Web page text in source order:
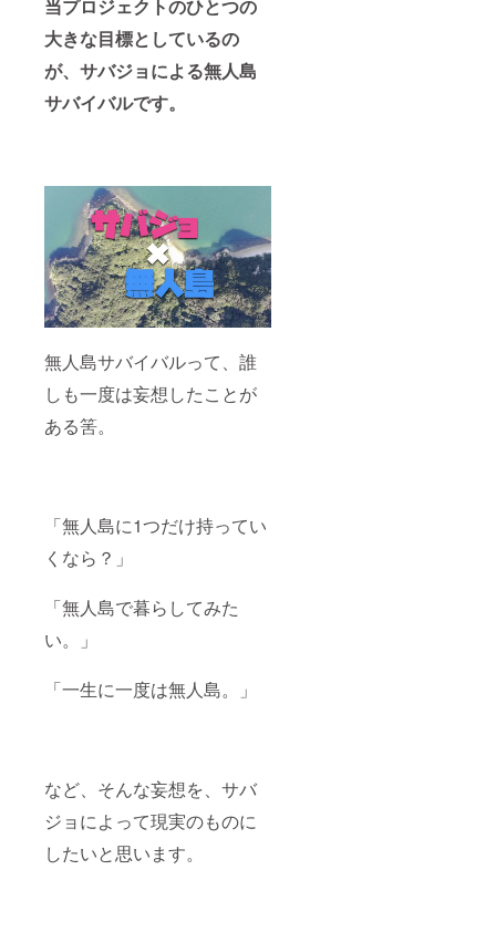
当プロジェクトのひとつの
大きな目標としているの
が、サバジョによる無人島
サバイバルです。
無人島サバイバルって、誰
しも一度は妄想したことが
ある筈。
「無人島に1つだけ持ってい
くなら？」
「無人島で暮らしてみた
い。」
「一生に一度は無人島。」
など、そんな妄想を、サバ
ジョによって現実のものに
したいと思います。